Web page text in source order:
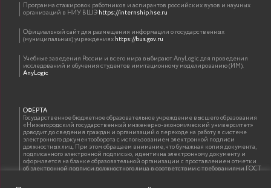
Программа стажировок работников и аспирантов российских вузов и научных
организаций в НИУ ВШЭhttps://internship.hse.ru
Официальный сайт для размещения информации о государственных
(муниципальных) учрежденияхhttps://bus.gov.ru
Учебные заведения России и всего мира выбирают AnyLogic для проведения
исследований и обучения студентов имитационному моделированию (ИМ).
AnyLogic
ОФЕРТА
Государственное бюджетное образовательное учреждение высшего образования
«Нижегородский государственный инженерно-экономический университет»
доводит до сведения граждан и организаций о переходе на работу в системе
электронного документооборота с использованием электронной подписи
должностных лиц. При этом обращаем внимание, что бумажная копия документа,
подписанного электронной подписью, идентична электронному документу и
оформляется на бланке образовательной организации с проставлением отметки
об электронной подписи должностного лица в соответствии с требованиями ГОСТ